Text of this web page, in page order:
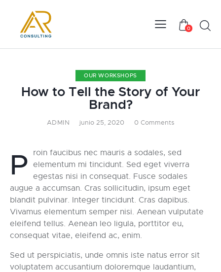
0
OUR WORKSHOPS
How to Tell the Story of Your
Brand?
ADMIN junio 25, 2020 0 Comments
Proin faucibus nec mauris a sodales, sed elementum mi tincidunt. Sed eget viverra
egestas nisi in consequat. Fusce sodales
augue a accumsan. Cras sollicitudin, ipsum eget
blandit pulvinar. Integer tincidunt. Cras dapibus.
Vivamus elementum semper nisi. Aenean vulputate
eleifend tellus. Aenean leo ligula, porttitor eu,
consequat vitae, eleifend ac, enim.
Sed ut perspiciatis, unde omnis iste natus error sit
voluptatem accusantium doloremque laudantium,